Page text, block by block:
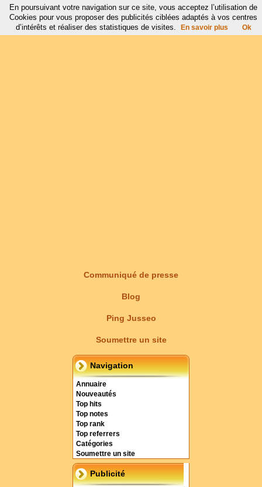
Communiqué de presse
Blog
Ping Jusseo
Soumettre un site
Navigation
Annuaire
Nouveautés
Top hits
Top notes
Top rank
Top referrers
Catégories
Soumettre un site
Publicité
En poursuivant votre navigation sur ce site, vous acceptez l’utilisation de
Cookies pour vous proposer des publicités ciblées adaptés à vos centres
d’intérêts et réaliser des statistiques de visites.
En savoir plus Ok